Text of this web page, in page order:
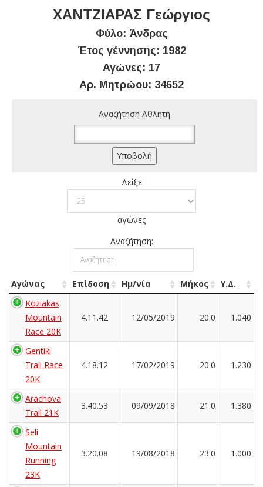
ΧΑΝΤΖΙΑΡΑΣ Γεώργιος
Φύλο: Άνδρας
Έτος γέννησης: 1982
Αγώνες: 17
Αρ. Μητρώου: 34652
Αναζήτηση Αθλητή
Δείξε
αγώνες
Αναζήτηση:
Αγώνας Επίδοση Ημ/νία Μήκος
Υ.Δ.
Koziakas
Mountain
Race 20K
4.11.42 12/05/2019 20.0 1.040
Gentiki
Trail Race
20K
4.18.12 17/02/2019 20.0 1.230
Arachova
Trail 21K
3.40.53 09/09/2018 21.0 1.380
Seli
Mountain
Running
23K
3.20.08 19/08/2018 23.0 1.000